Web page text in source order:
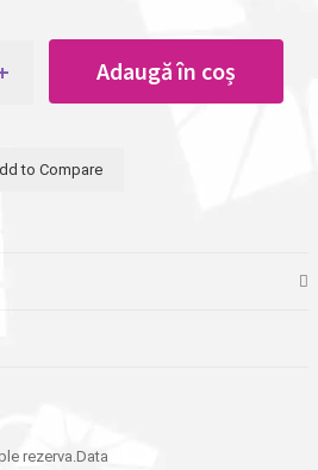
Adaugă în coș
to Compare
rezerva.Data